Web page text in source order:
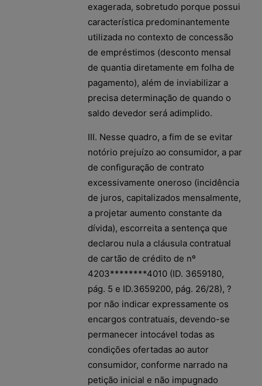
exagerada, sobretudo porque possui
característica predominantemente
utilizada no contexto de concessão
de empréstimos (desconto mensal
de quantia diretamente em folha de
pagamento), além de inviabilizar a
precisa determinação de quando o
saldo devedor será adimplido.
III. Nesse quadro, a fim de se evitar
notório prejuízo ao consumidor, a par
de configuração de contrato
excessivamente oneroso (incidência
de juros, capitalizados mensalmente,
a projetar aumento constante da
dívida), escorreita a sentença que
declarou nula a cláusula contratual
de cartão de crédito de nº
4203********4010 (ID. 3659180,
pág. 5 e ID.3659200, pág. 26/28), ?
por não indicar expressamente os
encargos contratuais, devendo-se
permanecer intocável todas as
condições ofertadas ao autor
consumidor, conforme narrado na
petição inicial e não impugnado